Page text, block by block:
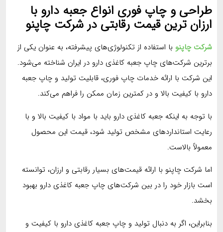
طراحی و چاپ فوری انواع جعبه دارو با
ارزان ترین قیمت رقابتی در شرکت چاپنو
شرکت چاپنوبا استفاده از تکنولوژی‌های پیشرفته، به عنوان یکی از
برترین شرکت‌های چاپ جعبه کاغذی دارو در ایران شناخته می‌شود.
این شرکت با ارائه خدمات چاپ فوری، قابلیت تولید و چاپ جعبه
دارو با کیفیت بالا و در کمترین زمان ممکن را فراهم می‌کند.
با توجه به اینکه جعبه کاغذی دارو باید با مواد با کیفیت بالا و با
رعایت استانداردهای مشخص تولید شود، قیمت این محصول
معمولاً بالاست.
اما شرکت چاپنو با ارائه قیمت‌های بسیار رقابتی و ارزان، توانسته
است بازار خود را در بین شرکت‌های چاپ جعبه کاغذی دارو بهبود
بخشد.
بنابراین، اگر به دنبال تولید و چاپ جعبه کاغذی دارو با کیفیت و